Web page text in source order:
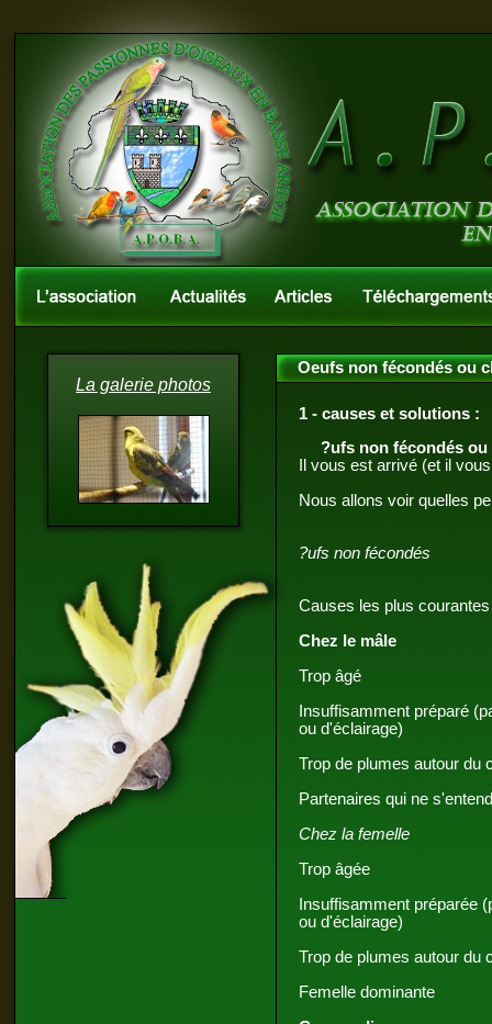
La galerie photos
Oeufs non fécondés ou
1 - causes et solutions :
?ufs non fécondés
Il vous est arrivé (et il
Nous allons voir quelles
?ufs non fécondés
Causes les plus
Chez le mâle
Trop âgé
Insuffisamment préparé
ou d'éclairage)
Trop de plumes autour du
Partenaires qui ne
Chez la femelle
Trop âgée
Insuffisamment préparée
ou d'éclairage)
Trop de plumes autour du
Femelle dominante